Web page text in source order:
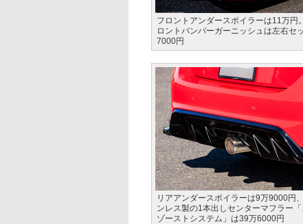
フロントアンダースポイラーは11万円
ロントバンパーガーニッシュは左右セ
7000円
リアアンダースポイラーは9万9000円
ンレス製の1本出しセンターマフラー
ゾーストシステム」は39万6000円